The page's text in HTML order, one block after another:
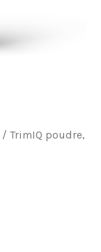
/ TrimIQ poudre,